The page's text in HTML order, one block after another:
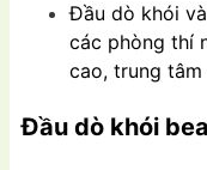
Đầu dò khói
các phòng thí
cao, trung
Đầu dò khói